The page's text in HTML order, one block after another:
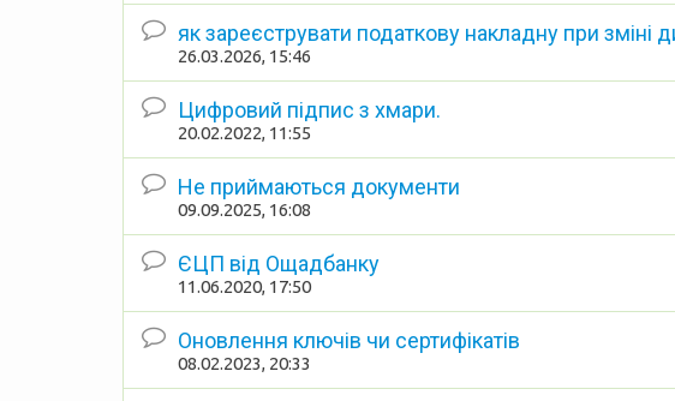
як зареєструвати податкову накладну при зміні
26.03.2026, 15:46
Цифровий підпис з хмари.
20.02.2022, 11:55
Не приймаються документи
09.09.2025, 16:08
ЄЦП від Ощадбанку
11.06.2020, 17:50
Оновлення ключів чи сертифікатів
08.02.2023, 20:33